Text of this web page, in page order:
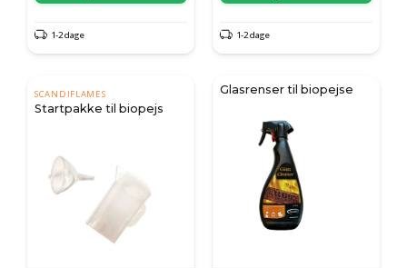
1-2 dage 1-2 dage
SCANDIFLAMES
Startpakke til biopejs
Glasrenser til biopejse